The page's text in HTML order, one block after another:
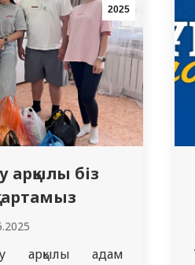
2025
арқылы біз
арқылы адам